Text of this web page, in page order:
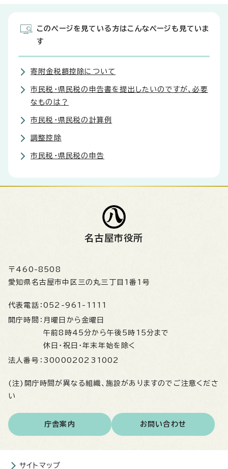
このページを見ている方はこんなページも見ていま
す
寄附金税額控除について
市民税・県民税の申告書を提出したいのですが、必要
なものは？
市民税・県民税の計算例
調整控除
市民税・県民税の申告
名古屋市役所
〒460-8508
愛知県名古屋市中区三の丸三丁目1番1号
代表電話： 052-961-1111
開庁時間： 月曜日から金曜日
午前8時45分から午後5時15分まで
休日・祝日・年末年始を除く
法人番号： 3000020231002
(注)開庁時間が異なる組織、施設がありますのでご注意くださ
い
庁舎案内 お問い合わせ
サイトマップ